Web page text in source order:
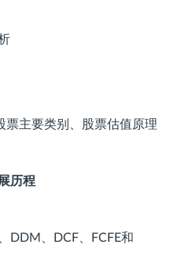
票主要类别、股票估值原理
历程
DDM、DCF、FCFE和